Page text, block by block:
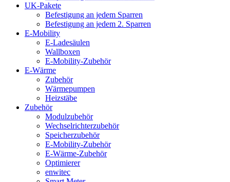
UK-Pakete
Befestigung an jedem Sparren
Befestigung an jedem 2. Sparren
E-Mobility
E-Ladesäulen
Wallboxen
E-Mobility-Zubehör
E-Wärme
Zubehör
Wärmepumpen
Heizstäbe
Zubehör
Modulzubehör
Wechselrichterzubehör
Speicherzubehör
E-Mobility-Zubehör
E-Wärme-Zubehör
Optimierer
enwitec